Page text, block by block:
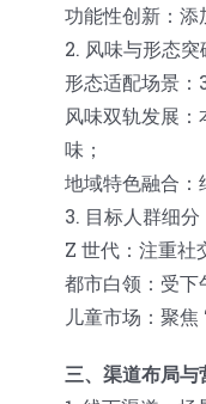
功能性创新：添
2. 风味与形态突
形态适配场景：
风味双轨发展
味；
地域特色融合：
3. 目标人群细分
Z 世代：注重社
都市白领：受下
儿童市场：聚
三、渠道布局与